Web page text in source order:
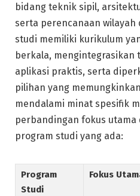
bidang teknik sipil,
serta perencanaan wilayah
studi memiliki kurikulum
berkala, mengintegrasikan
aplikasi praktis, serta
pilihan yang
mendalami minat spesifik
perbandingan fokus
program studi yang ada:
Program
Studi
Fokus